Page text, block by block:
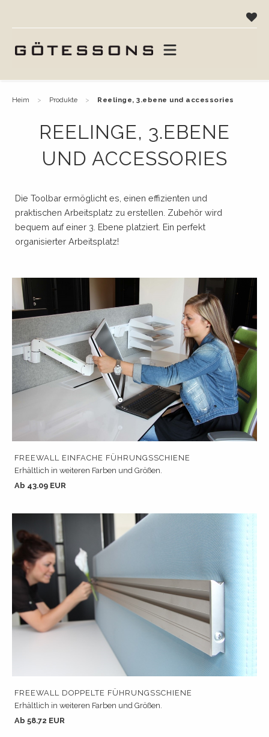
heim produkte reelinge, 3.ebene und accessories
REELINGE, 3.EBENE
UND ACCESSORIES
Die Toolbar ermöglicht es, einen effizienten und
praktischen Arbeitsplatz zu erstellen. Zubehör wird
bequem auf einer 3. Ebene platziert. Ein perfekt
organisierter Arbeitsplatz!
FREEWALL EINFACHE FÜHRUNGSSCHIENE
Erhältlich in weiteren Farben und Größen.
Ab 43.09 EUR
FREEWALL DOPPELTE FÜHRUNGSSCHIENE
Erhältlich in weiteren Farben und Größen.
Ab 58.72 EUR